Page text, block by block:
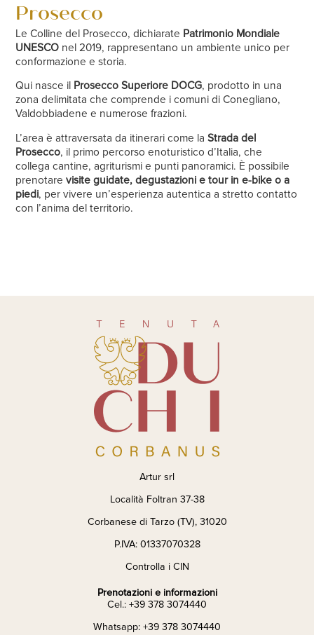
Prosecco
Le Colline del Prosecco, dichiarate Patrimonio Mondiale
UNESCO nel 2019, rappresentano un ambiente unico per
conformazione e storia.
Qui nasce il Prosecco Superiore DOCG, prodotto in una
zona delimitata che comprende i comuni di Conegliano,
Valdobbiadene e numerose frazioni.
L’area è attraversata da itinerari come laStrada del
Prosecco, il primo percorso enoturistico d’Italia, che
collega cantine, agriturismi e punti panoramici. È possibile
prenotarevisite guidate, degustazioni e tour in e-bike o a
piedi, per vivere un’esperienza autentica a stretto contatto
con l’anima del territorio.
Artur srl
Località Foltran 37-38
Corbanese di Tarzo (TV), 31020
P.IVA: 01337070328
Controlla i CIN
Prenotazioni e informazioni
Cel.: +39 378 3074440
Whatsapp: +39 378 3074440